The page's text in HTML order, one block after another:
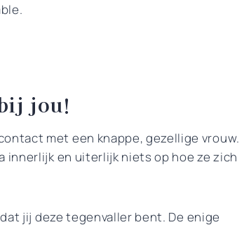
jou!
met een knappe, gezellige vrouw.
en uiterlijk niets op hoe ze zich
jij deze tegenvaller bent. De enige